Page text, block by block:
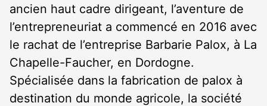
ancien haut cadre dirigeant, l’aventure de
l’entrepreneuriat a commencé en 2016 avec
le rachat de l’entreprise Barbarie Palox, à La
Chapelle-Faucher, en Dordogne.
Spécialisée dans la fabrication de palox à
destination du monde agricole, la société